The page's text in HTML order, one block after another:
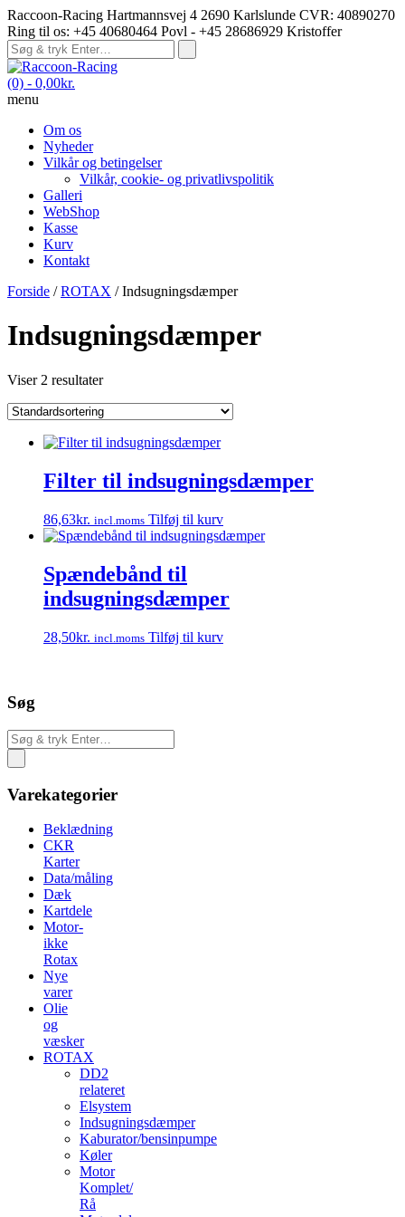
Raccoon-Racing Hartmannsvej 4 2690 Karlslunde CVR: 40890270
Ring til os: +45 40680464 Povl - +45 28686929 Kristoffer
(0) - 0,00kr.
menu
Om os
Nyheder
Vilkår og betingelser
Vilkår, cookie- og privatlivspolitik
Galleri
WebShop
Kasse
Kurv
Kontakt
Forside /ROTAX / Indsugningsdæmper
Indsugningsdæmper
Viser 2 resultater
Filter til indsugningsdæmper
86,63kr. incl.moms Tilføj til kurv
Spændebånd til
indsugningsdæmper
28,50kr. incl.moms Tilføj til kurv
Søg
Varekategorier
Beklædning
CKR
Karter
Data/måling
Dæk
Kartdele
Motor-
ikke
Rotax
Nye
varer
Olie
og
væsker
ROTAX
DD2
relateret
Elsystem
Indsugningsdæmper
Kaburator/bensinpumpe
Køler
Motor
Komplet/
Rå